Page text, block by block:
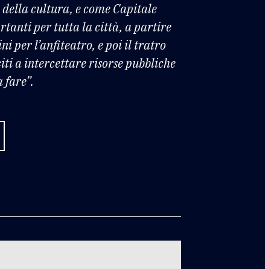
cultura, e come Capitale
per tutta la città, a partire
per l’anfiteatro, e poi il tratro
a intercettare risorse pubbliche